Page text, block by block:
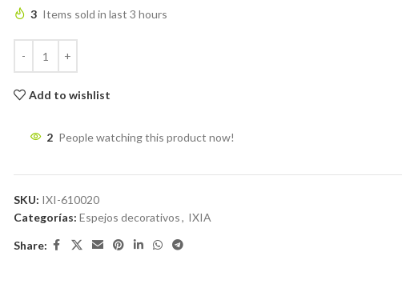
3 Items sold in last 3 hours
Add to wishlist
2 People watching this product now!
SKU: IXI-610020
Categorías: Espejos decorativos, IXIA
Share: